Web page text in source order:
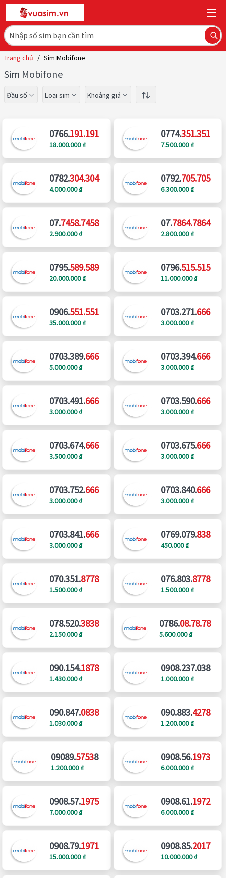
Trang chủ / Sim Mobifone
Sim Mobifone
Đầu số Loại sim Khoảng giá
0766.191.191
18.000.000 ₫
0774.351.351
7.500.000 ₫
0782.304.304
4.000.000 ₫
0792.705.705
6.300.000 ₫
07.7458.7458
2.900.000 ₫
07.7864.7864
2.800.000 ₫
0795.589.589
20.000.000 ₫
0796.515.515
11.000.000 ₫
0906.551.551
35.000.000 ₫
0703.271.666
3.000.000 ₫
0703.389.666
5.000.000 ₫
0703.394.666
3.000.000 ₫
0703.491.666
3.000.000 ₫
0703.590.666
3.000.000 ₫
0703.674.666
3.500.000 ₫
0703.675.666
3.000.000 ₫
0703.752.666
3.000.000 ₫
0703.840.666
3.000.000 ₫
0703.841.666
3.000.000 ₫
0769.079.838
450.000 ₫
070.351.8778
1.500.000 ₫
076.803.8778
1.500.000 ₫
078.520.3838
2.150.000 ₫
0786.08.78.78
5.600.000 ₫
090.154.1878
1.430.000 ₫
0908.237.038
1.000.000 ₫
090.847.0838
1.030.000 ₫
090.883.4278
1.200.000 ₫
09089.57538
1.200.000 ₫
0908.56.1973
6.000.000 ₫
0908.57.1975
7.000.000 ₫
0908.61.1972
6.000.000 ₫
0908.79.1971
15.000.000 ₫
0908.85.2017
10.000.000 ₫